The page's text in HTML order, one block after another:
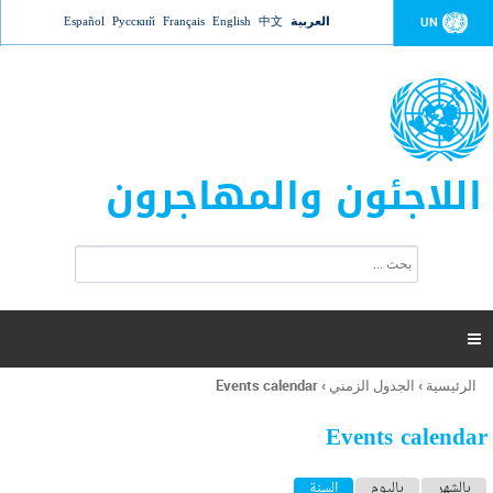
Jump to navigation UN العربية 中文
English
Français
Русский
Español
اللاجئون والمهاجرون
ت
ر
ل
ح
ب

أنت
هنا
الرئيسية › الجدول الزمني ›
Events calendar
Events calendar